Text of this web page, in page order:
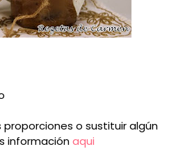
proporciones o sustituir algún
informaciónaqui